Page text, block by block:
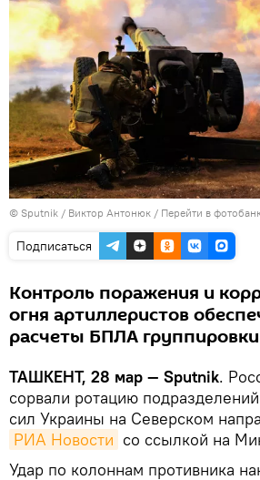
© Sputnik / Виктор Антонюк / Перейти в
Подписаться
Контроль поражения и
огня артиллеристов
расчеты БПЛА
ТАШКЕНТ, 28 мар — Sputnik.
сорвали ротацию
сил Украины на Северском
РИА Новости со ссылкой на
Удар по колоннам противника